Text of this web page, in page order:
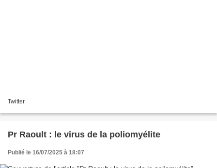
Twitter
Pr Raoult : le virus de la poliomyélite
Publié le 16/07/2025 à 18:07